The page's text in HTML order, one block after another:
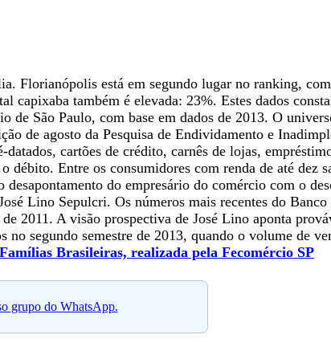
Florianópolis está em segundo lugar no ranking,
também é elevada: 23%. Estes dados
São Paulo, com base em dados de 2013. O
de agosto da Pesquisa de Endividamento e
cartões de crédito, carnês de lojas,
Entre os consumidores com renda de até dez
do empresário do comércio com o
Lino Sepulcri. Os números mais recentes do
2011. A visão prospectiva de José Lino aponta
segundo semestre de 2013, quando o volume de
Brasileiras, realizada pela Fecomércio SP
grupo do WhatsApp.